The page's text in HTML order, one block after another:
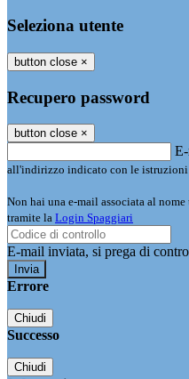
Seleziona utente
button close ×
Recupero password
button close ×
all'indirizzo indicato con le istruzioni
Non hai una e-mail associata al
tramite la Login Spaggiari
E-mail inviata, si prega di
Errore
Chiudi
Successo
Chiudi